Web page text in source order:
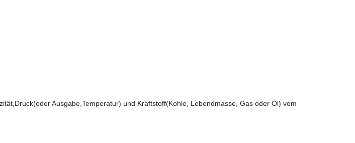
Ausgabe,Temperatur) und Kraftstoff(Kohle, Lebendmasse, Gas oder Öl) vom